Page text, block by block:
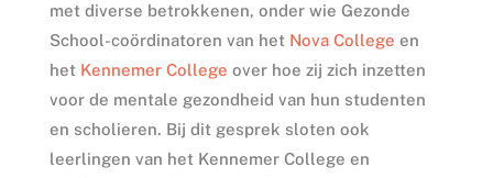
met diverse betrokkenen, onder wie Gezonde
School-coördinatoren van het Nova College en
het Kennemer College over hoe zij zich inzetten
voor de mentale gezondheid van hun studenten
en scholieren. Bij dit gesprek sloten ook
leerlingen van het Kennemer College en